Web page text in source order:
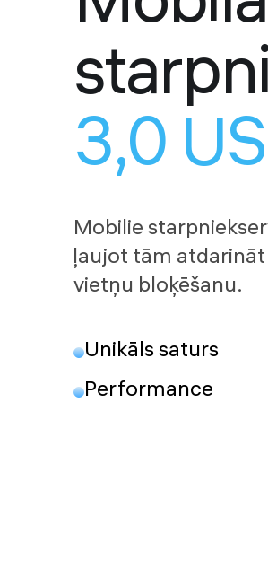
3,0
Mobilie
ļaujot tām
vietņu bloķēšanu.
Unikāls saturs
Performance